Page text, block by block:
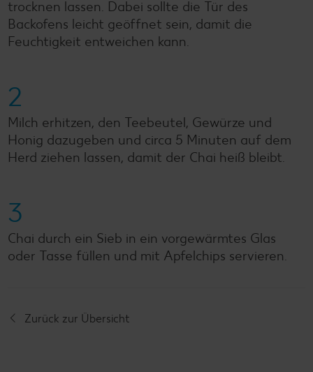
trocknen lassen. Dabei sollte die Tür des
Backofens leicht geöffnet sein, damit die
Feuchtigkeit entweichen kann.
2
Milch erhitzen, den Teebeutel, Gewürze und
Honig dazugeben und circa 5 Minuten auf dem
Herd ziehen lassen, damit der Chai heiß bleibt.
3
Chai durch ein Sieb in ein vorgewärmtes Glas
oder Tasse füllen und mit Apfelchips servieren.
Zurück zur Übersicht